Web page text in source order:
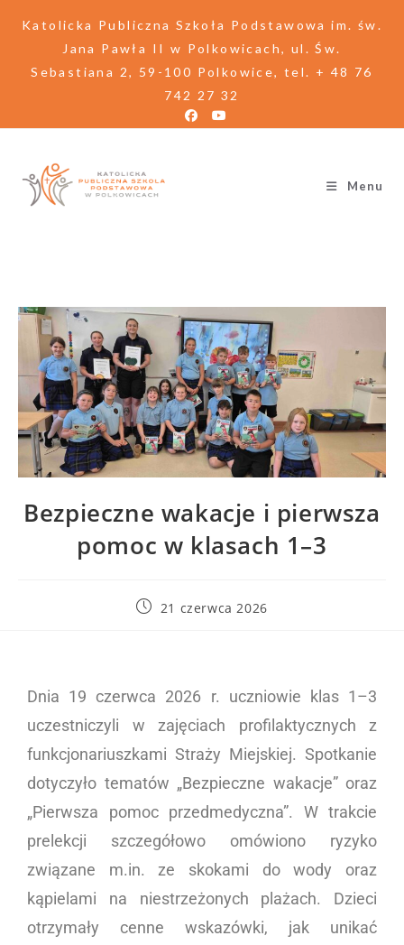
Katolicka Publiczna Szkoła Podstawowa im. św.
Jana Pawła II w Polkowicach, ul. Św.
Sebastiana 2, 59-100 Polkowice, tel. + 48 76
742 27 32
Menu
Bezpieczne wakacje i pierwsza
pomoc w klasach 1–3
21 czerwca 2026
Dnia 19 czerwca 2026 r. uczniowie klas 1–3
uczestniczyli w zajęciach profilaktycznych z
funkcjonariuszkami Straży Miejskiej. Spotkanie
dotyczyło tematów „Bezpieczne wakacje” oraz
„Pierwsza pomoc przedmedyczna”. W trakcie
prelekcji szczegółowo omówiono ryzyko
związane m.in. ze skokami do wody oraz
kąpielami na niestrzeżonych plażach. Dzieci
otrzymały cenne wskazówki, jak unikać